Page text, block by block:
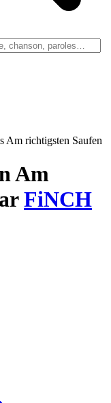
Am richtigsten Saufen
Am
FiNCH